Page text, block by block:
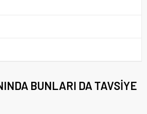
BUNLARI DA TAVSIYE